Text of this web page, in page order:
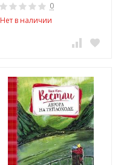
0
Нет в наличии